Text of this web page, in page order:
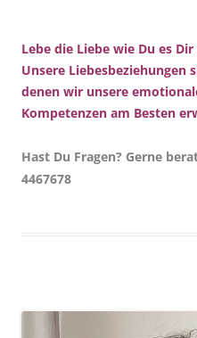
Lebe die Liebe wie Du es
Unsere Liebesbeziehungen
denen wir unsere
Kompetenzen am Besten
Hast Du Fragen? Gerne
4467678